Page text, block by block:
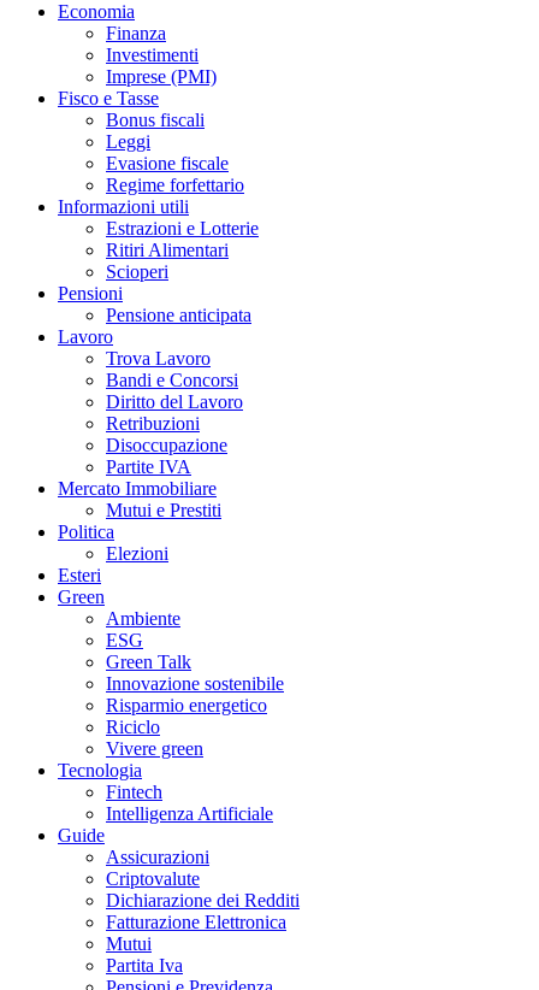
Economia
Finanza
Investimenti
Imprese (PMI)
Fisco e Tasse
Bonus fiscali
Leggi
Evasione fiscale
Regime forfettario
Informazioni utili
Estrazioni e Lotterie
Ritiri Alimentari
Scioperi
Pensioni
Pensione anticipata
Lavoro
Trova Lavoro
Bandi e Concorsi
Diritto del Lavoro
Retribuzioni
Disoccupazione
Partite IVA
Mercato Immobiliare
Mutui e Prestiti
Politica
Elezioni
Esteri
Green
Ambiente
ESG
Green Talk
Innovazione sostenibile
Risparmio energetico
Riciclo
Vivere green
Tecnologia
Fintech
Intelligenza Artificiale
Guide
Assicurazioni
Criptovalute
Dichiarazione dei Redditi
Fatturazione Elettronica
Mutui
Partita Iva